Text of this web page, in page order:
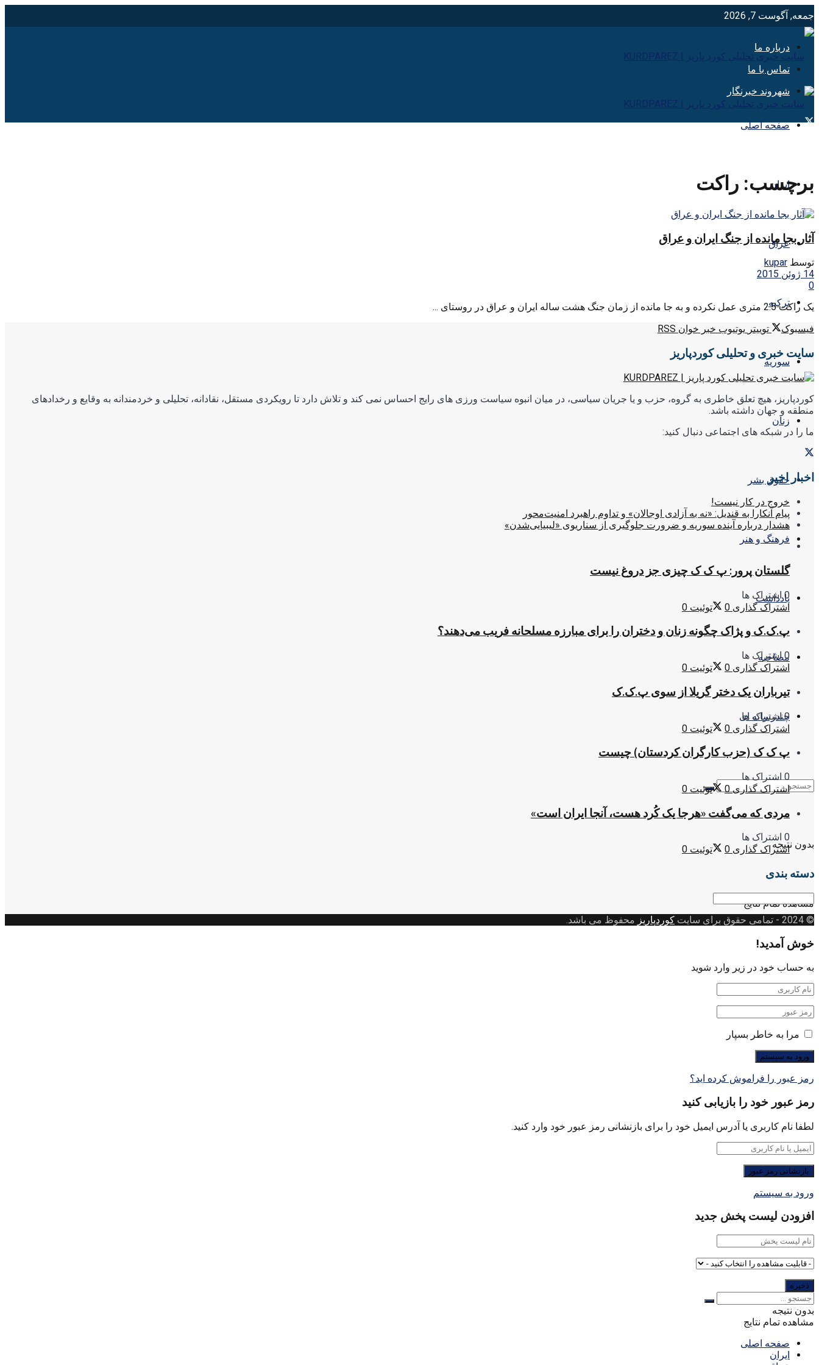
جمعه, آگوست 7, 2026
درباره ما
تماس با ما
شهروند خبرنگار
صفحه اصلی
ایران
عراق
ترکیه
سوریه
زنان
حقوق بشر
فرهنگ و هنر
یادداشت
مصاحبه
چندرسانه ای
بدون نتیجه
مشاهده تمام نتایج
برچسب: راكت
آثار بجا مانده از جنگ ایران و عراق
توسط kupar
14 ژوئن 2015
0
یک راکت 2.5 متری عمل نکرده و به جا مانده از زمان جنگ هشت ساله ایران و عراق در روستای ...
فیسبوک
توییتر یوتیوب خبر خوان RSS
سایت خبری و تحلیلی کوردپاریز
کوردپاریز، هیچ تعلق خاطری به گروه، حزب و یا جریان سیاسی، در میان انبوه سیاست ورزی های رایج احساس نمی کند و تلاش دارد تا رویکردی مستقل، نقادانه، تحلیلی و خردمندانه به وقایع و رخدادهای
منطقه و جهان داشته باشد.
ما را در شبکه های اجتماعی دنبال کنید:
اخبار اخیر
خروج در کار نیست!
پیام آنکارا به قندیل: «نه به آزادی اوجالان» و تداوم راهبرد امنیت‌محور
هشدار درباره آینده سوریه و ضرورت جلوگیری از سناریوی «لیبیایی‌شدن»
گلستان پرور: پ ک ک چیزی جز دروغ نیست
0 اشتراک ها
اشتراک گذاری 0 توئیت 0
پ.ک.ک و پژاک چگونه زنان و دختران را برای مبارزه مسلحانه فریب می‌دهند؟
0 اشتراک ها
اشتراک گذاری 0 توئیت 0
تیرباران یک دختر گریلا از سوی پ.ک.ک
0 اشتراک ها
اشتراک گذاری 0 توئیت 0
پ ک ک (حزب کارگران کردستان) چیست
0 اشتراک ها
اشتراک گذاری 0 توئیت 0
مردی که می‌گفت «هرجا یک کُرد هست، آنجا ایران است»
0 اشتراک ها
اشتراک گذاری 0 توئیت 0
دسته بندی
دسته
بندی
© 2024
- تمامی حقوق برای سایت کوردپاریز محفوظ می باشد.
خوش آمدید!
به حساب خود در زیر وارد شوید
مرا به خاطر بسپار
رمز عبور را فراموش کرده اید؟
رمز عبور خود را بازیابی کنید
لطفا نام کاربری یا آدرس ایمیل خود را برای بازنشانی رمز عبور خود وارد کنید.
ورود به سیستم
افزودن لیست پخش جدید
بدون نتیجه
مشاهده تمام نتایج
صفحه اصلی
ایران